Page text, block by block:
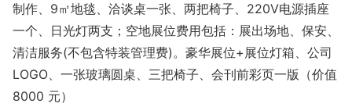
制作、9㎡地毯、洽谈桌一张、两把椅子、220V电源插座
一个、日光灯两支；空地展位费用包括：展出场地、保安、
清洁服务(不包含特装管理费)。 豪华展位+展位灯箱、公司
LOGO、一张玻璃圆桌、三把椅子、会刊前彩页一版（价值
8000 元）